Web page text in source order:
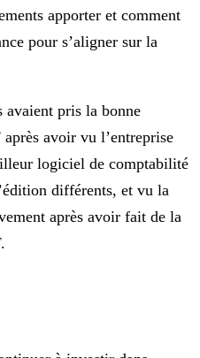
apporter et comment
pour s’aligner sur la
avaient pris la bonne
avoir vu l’entreprise
logiciel de comptabilité
différents, et vu la
après avoir fait de la